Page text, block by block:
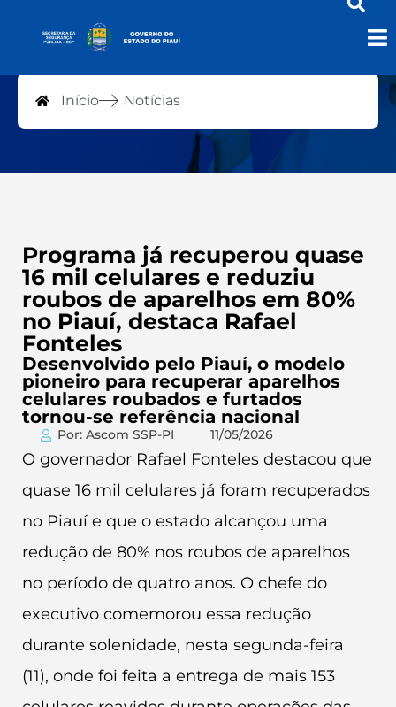
Notícias
Início Notícias
Programa já recuperou quase
16 mil celulares e reduziu
roubos de aparelhos em 80%
no Piauí, destaca Rafael
Fonteles
Desenvolvido pelo Piauí, o modelo
pioneiro para recuperar aparelhos
celulares roubados e furtados
tornou-se referência nacional
Por: Ascom SSP-PI 11/05/2026
O governador Rafael Fonteles destacou que
quase 16 mil celulares já foram recuperados
no Piauí e que o estado alcançou uma
redução de 80% nos roubos de aparelhos
no período de quatro anos. O chefe do
executivo comemorou essa redução
durante solenidade, nesta segunda-feira
(11), onde foi feita a entrega de mais 153